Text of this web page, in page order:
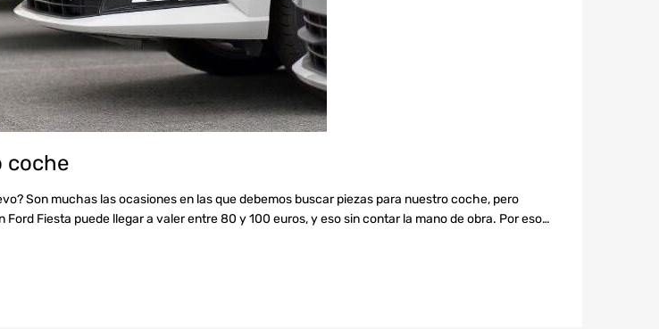
coche
Son muchas las ocasiones en las que debemos buscar piezas para nuestro coche, pero
Fiesta puede llegar a valer entre 80 y 100 euros, y eso sin contar la mano de obra. Por eso…